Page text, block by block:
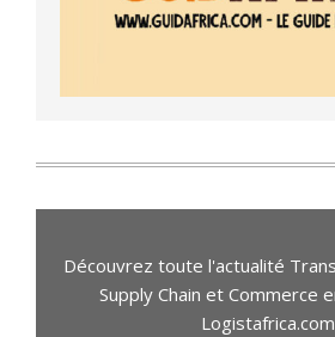
Découvrez toute l'actualité
Supply Chain et Commerce
Logistafrica.com